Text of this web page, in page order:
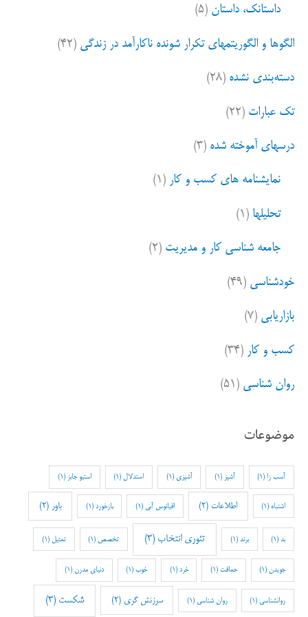
داستانک، داستان (۵)
الگوها و الگوریتمهای تکرار شونده ناکارآمد در زندگی (۴۲)
دسته‌بندی نشده (۲۸)
تک عبارات (۲۲)
درسهای آموخته شده (۳)
نمایشنامه های کسب و کار (۱)
تحلیلها (۱)
جامعه شناسی کار و مدیریت (۲)
خودشناسی (۴۹)
بازاریابی (۷)
کسب و کار (۳۴)
روان شناسی (۵۱)
موضوعات
آسب زا (1) آشپز (1) آشپزی (1) استدلال (1) استیو جابز (1)
اشتباه (1) اطلاعات (2) اقیانوس آبی (1) بازخورد (1) باور (2)
بد(1) برند (1) تئوری انتخاب (3) تخصص (1) تمثیل (1)
جویدن (1) حماقت (1) خرد (1) خوب(1) دنیای مدرن (1)
روانشناسی (1) روان شناسی (1) سرزنش گری (2) شکست (3)